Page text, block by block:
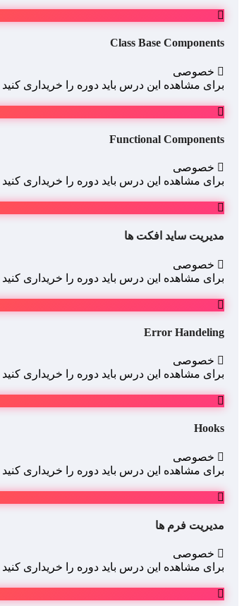
Class Base Components
خصوصی
برای مشاهده این درس باید دوره را خریداری کنید
Functional Components
خصوصی
برای مشاهده این درس باید دوره را خریداری کنید
مدیریت ساید افکت ها
خصوصی
برای مشاهده این درس باید دوره را خریداری کنید
Error Handeling
خصوصی
برای مشاهده این درس باید دوره را خریداری کنید
Hooks
خصوصی
برای مشاهده این درس باید دوره را خریداری کنید
مدیریت فرم ها
خصوصی
برای مشاهده این درس باید دوره را خریداری کنید